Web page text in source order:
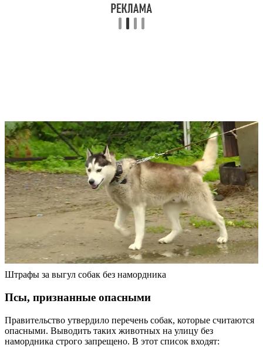
Штрафы за выгул собак без намордника
Псы, признанные опасными
Правительство утвердило перечень собак, которые считаются
опасными. Выводить таких животных на улицу без
намордника строго запрещено. В этот список входят: